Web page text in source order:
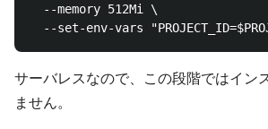
  --memory 512Mi \
サーバレスなので、この段階ではイン
ません。